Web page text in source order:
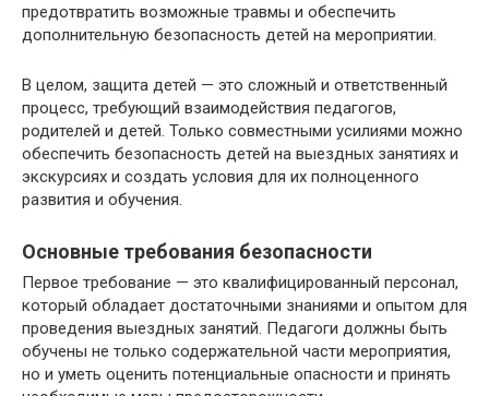
предотвратить возможные травмы и обеспечить
дополнительную безопасность детей на мероприятии.
В целом, защита детей — это сложный и ответственный
процесс, требующий взаимодействия педагогов,
родителей и детей. Только совместными усилиями можно
обеспечить безопасность детей на выездных занятиях и
экскурсиях и создать условия для их полноценного
развития и обучения.
Основные требования безопасности
Первое требование — это квалифицированный персонал,
который обладает достаточными знаниями и опытом для
проведения выездных занятий. Педагоги должны быть
обучены не только содержательной части мероприятия,
но и уметь оценить потенциальные опасности и принять